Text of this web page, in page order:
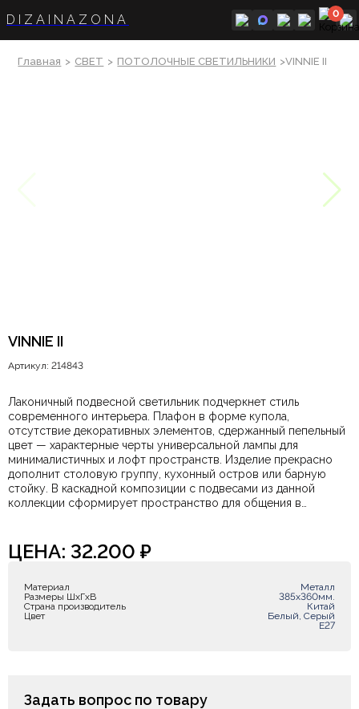
DIZAINAZONA 0
Главная > СВЕТ > ПОТОЛОЧНЫЕ СВЕТИЛЬНИКИ >VINNIE II
VINNIE II
Артикул: 214843
Лаконичный подвесной светильник подчеркнет стиль
современного интерьера. Плафон в форме купола,
отсутствие декоративных элементов, сдержанный пепельный
цвет — характерные черты универсальной лампы для
минималистичных и лофт пространств. Изделие прекрасно
дополнит столовую группу, кухонный остров или барную
стойку. В каскадной композиции с подвесами из данной
коллекции сформирует пространство для общения в
ЦЕНА: 32.200 ₽
Материал
Металл
Размеры ШxГxВ
385х360мм.
Страна производитель
Китай
Цвет
Белый, Серый
Е27
Задать вопрос по товару